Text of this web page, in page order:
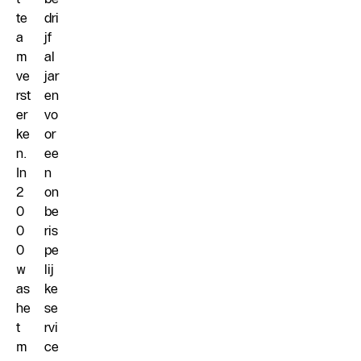
te
a
m
ve
rst
er
ke
n.
In
2
0
0
0
w
as
he
t
m
dri
jf
al
jar
en
vo
or
ee
n
on
be
ris
pe
lij
ke
se
rvi
ce